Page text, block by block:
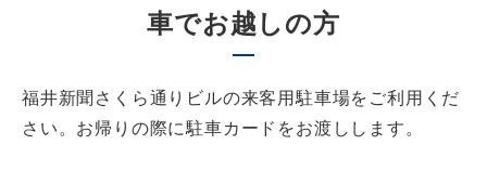
車でお越しの方
福井新聞さくら通りビルの来客用駐車場をご利用くだ
さい。お帰りの際に駐車カードをお渡しします。